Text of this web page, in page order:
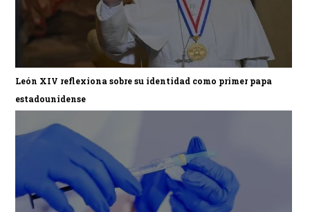
León XIV reflexiona sobre su identidad como primer papa
estadounidense